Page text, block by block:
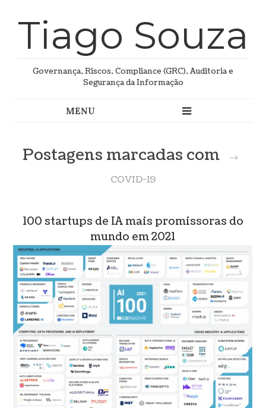
Tiago Souza
Governança, Riscos, Compliance (GRC), Auditoria e
Segurança da Informação
Postagens marcadas com
→
COVID-19
100 startups de IA mais promissoras do
mundo em 2021